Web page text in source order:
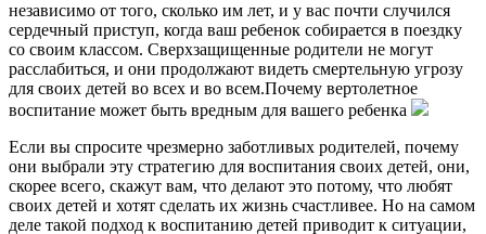
независимо от того, сколько им лет, и у вас почти случился
сердечный приступ, когда ваш ребенок собирается в поездку
со своим классом. Сверхзащищенные родители не могут
расслабиться, и они продолжают видеть смертельную угрозу
для своих детей во всех и во всем.Почему вертолетное
воспитание может быть вредным для вашего ребенка
Если вы спросите чрезмерно заботливых родителей, почему
они выбрали эту стратегию для воспитания своих детей, они,
скорее всего, скажут вам, что делают это потому, что любят
своих детей и хотят сделать их жизнь счастливее. Но на самом
деле такой подход к воспитанию детей приводит к ситуации,